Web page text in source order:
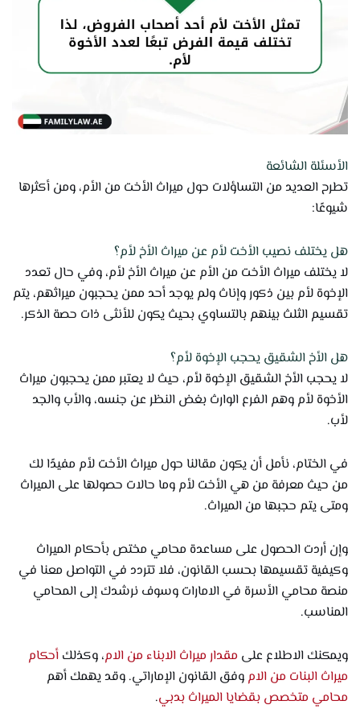
الأسئلة الشائعة
تطرح العديد من التساؤلات حول ميراث الأخت من الأم، ومن أكثرها
شيوعًا:
هل يختلف نصيب الأخت لأم عن ميراث الأخ لأم؟
لا يختلف ميراث الأخت من الأم عن ميراث الأخ لأم، وفي حال تعدد
الإخوة لأم بين ذكور وإناث ولم يوجد أحد ممن يحجبون ميراثهم، يتم
تقسيم الثلث بينهم بالتساوي بحيث يكون للأنثى ذات حصة الذكر.
هل الأخ الشقيق يحجب الإخوة لأم؟
لا يحجب الأخ الشقيق الإخوة لأم، حيث لا يعتبر ممن يحجبون ميراث
الأخوة لأم وهم الفرع الوارث بغض النظر عن جنسه، والأب والجد
لأب.
في الختام، نأمل أن يكون مقالنا حول ميراث الأخت لأم مفيدًا لك
من حيث معرفة من هي الأخت لأم وما حالات حصولها على الميراث
ومتى يتم حجبها من الميراث.
وإن أردت الحصول على مساعدة محامي مختص بأحكام الميراث
وكيفية تقسيمها بحسب القانون، فلا تتردد في التواصل معنا في
منصة محامي الأسرة في الامارات وسوف نرشدك إلى المحامي
المناسب.
ويمكنك الاطلاع على مقدار ميراث الابناء من الام، وكذلك أحكام
ميراث البنات من الام وفق القانون الإماراتي. وقد يهمك أهم
محامي متخصص بقضايا الميراث بدبي.